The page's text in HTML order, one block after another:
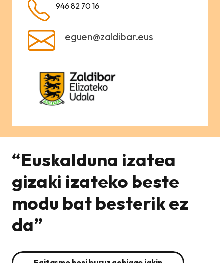
946 82 70 16
eguen@zaldibar.eus
“Euskalduna izatea
gizaki izateko beste
modu bat besterik ez
da”